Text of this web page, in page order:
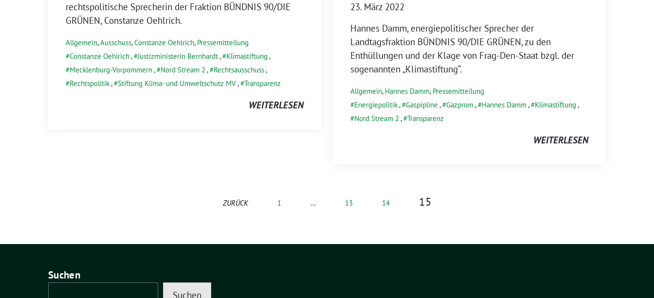
rechtspolitische Sprecherin der Fraktion BÜNDNIS 90/DIE
GRÜNEN, Constanze Oehlrich.
Allgemein,Ausschuss,Constanze Oehlrich, Pressemitteilung
Constanze Oehlrich, Justizministerin Bernhardt, Klimastiftung ,
Mecklenburg-Vorpommern, Nord Stream 2 , Rechtsausschuss,
Rechtspolitik, Stiftung Klima- und Umweltschutz MV, Transparenz
WEITERLESEN
23. März 2022
Hannes Damm, energiepolitischer Sprecher der
Landtagsfraktion BÜNDNIS 90/DIE GRÜNEN, zu den
Enthüllungen und der Klage von Frag-Den-Staat bzgl. der
sogenannten „Klimastiftung“.
Allgemein, Hannes Damm, Pressemitteilung
Energiepolitik, Gaspipline , Gazprom, Hannes Damm, Klimastiftung ,
Nord Stream 2 , Transparenz
WEITERLESEN
ZURÜCK 1 … 13 14 15
Suchen
Suchen